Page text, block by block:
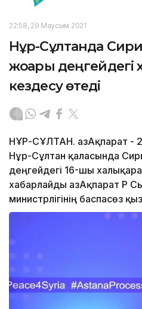
22:58, 29 Маусым 2021
Нұр-Сұлтанда
жоғары
кездесу өтеді
НҰР-СҰЛТАН. ҚазАқпарат -
Нұр-Сұлтан қаласында
деңгейдегі 16-шы
хабарлайды ҚазАқпарат ҚР
министрлігінің баспасөз